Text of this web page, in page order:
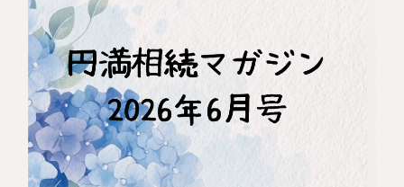
＼登録で無料プレゼント／
LINE友だち追加
24時間オンライン受付
面談の予約はこちら